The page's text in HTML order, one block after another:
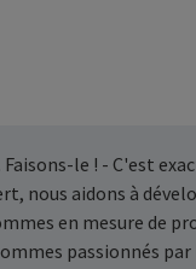
Faisons-le ! - C'est
nous aidons à
en mesure de
passionnés